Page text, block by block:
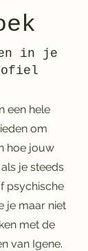
in je
een hele
om
hoe jouw
je steeds
psychische
je maar niet
met de
van Igene.